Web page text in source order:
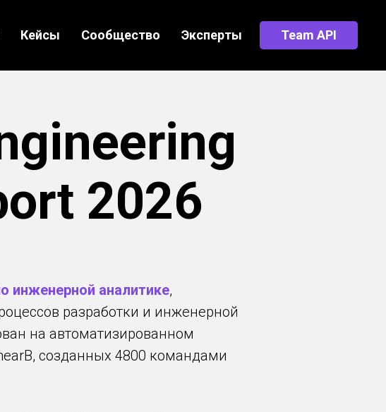
Кейсы Сообщество Эксперты Team API
2026
инженерной аналитике,
разработки и инженерной
на автоматизированном
созданных 4800 командами